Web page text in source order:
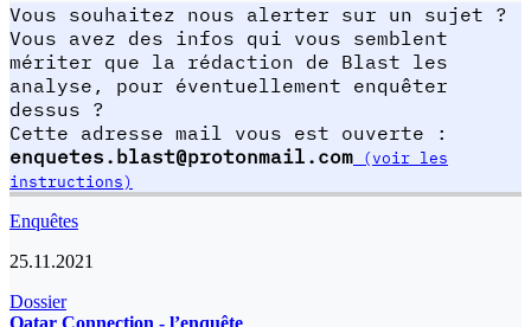
Vous souhaitez nous alerter sur un sujet ?
Vous avez des infos qui vous semblent
mériter que la rédaction de Blast les
analyse, pour éventuellement enquêter
dessus ?
Cette adresse mail vous est ouverte :
enquetes.blast@protonmail.com (voir les
instructions)
Enquêtes
25.11.2021
Dossier
Qatar Connection - l’enquête